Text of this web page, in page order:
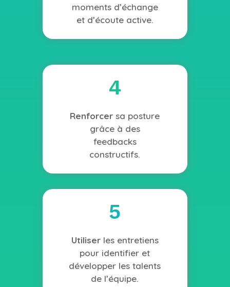
moments d’échange
et d’écoute active.
4
Renforcer sa posture
grâce à des
feedbacks
constructifs.
5
Utiliserles entretiens
pour identifier et
développer les talents
de l’équipe.